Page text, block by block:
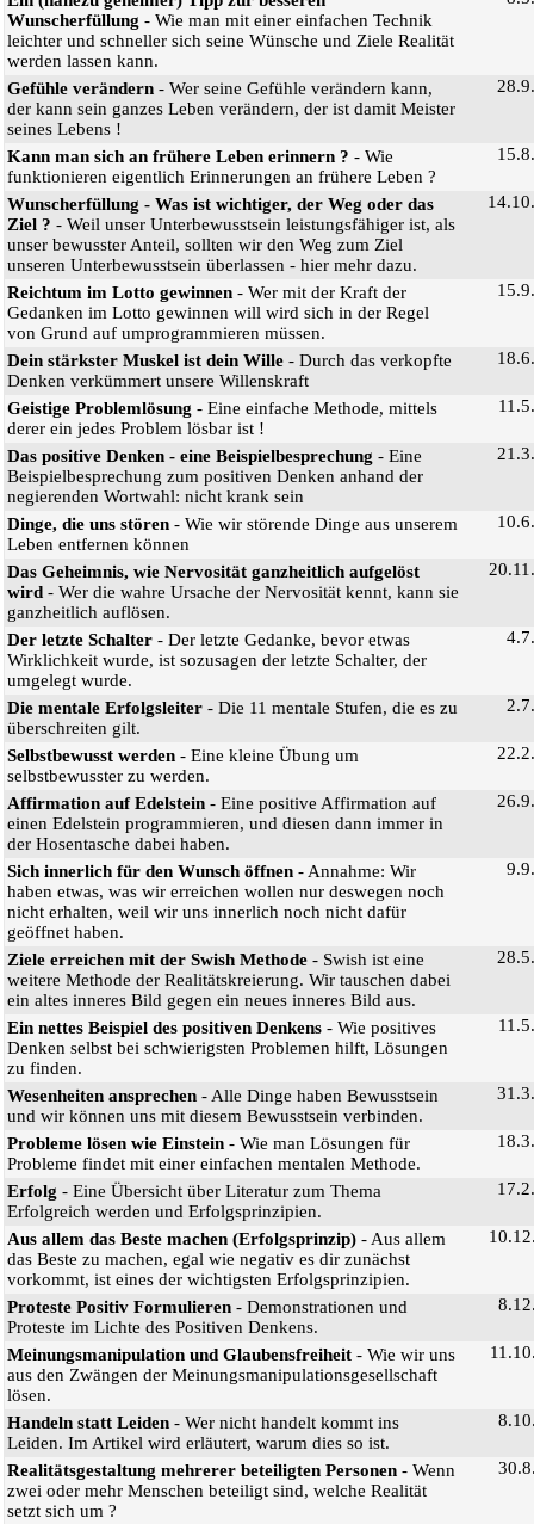
Wunscherfüllung - Wie man mit einer einfachen Technik
leichter und schneller sich seine Wünsche und Ziele Realität
werden lassen kann.
Gefühle verändern - Wer seine Gefühle verändern kann,
der kann sein ganzes Leben verändern, der ist damit Meister
seines Lebens !
Kann man sich an frühere Leben erinnern ? - Wie
funktionieren eigentlich Erinnerungen an frühere Leben ?
Wunscherfüllung - Was ist wichtiger, der Weg oder das
Ziel ? - Weil unser Unterbewusstsein leistungsfähiger ist, als
unser bewusster Anteil, sollten wir den Weg zum Ziel
unseren Unterbewusstsein überlassen - hier mehr dazu.
Reichtum im Lotto gewinnen - Wer mit der Kraft der
Gedanken im Lotto gewinnen will wird sich in der Regel
von Grund auf umprogrammieren müssen.
Dein stärkster Muskel ist dein Wille - Durch das verkopfte
Denken verkümmert unsere Willenskraft
Geistige Problemlösung - Eine einfache Methode, mittels
derer ein jedes Problem lösbar ist !
Das positive Denken - eine Beispielbesprechung - Eine
Beispielbesprechung zum positiven Denken anhand der
negierenden Wortwahl: nicht krank sein
Dinge, die uns stören - Wie wir störende Dinge aus unserem
Leben entfernen können
Das Geheimnis, wie Nervosität ganzheitlich aufgelöst
wird - Wer die wahre Ursache der Nervosität kennt, kann sie
ganzheitlich auflösen.
Der letzte Schalter - Der letzte Gedanke, bevor etwas
Wirklichkeit wurde, ist sozusagen der letzte Schalter, der
umgelegt wurde.
Die mentale Erfolgsleiter - Die 11 mentale Stufen, die es zu
überschreiten gilt.
Selbstbewusst werden - Eine kleine Übung um
selbstbewusster zu werden.
Affirmation auf Edelstein - Eine positive Affirmation auf
einen Edelstein programmieren, und diesen dann immer in
der Hosentasche dabei haben.
Sich innerlich für den Wunsch öffnen - Annahme: Wir
haben etwas, was wir erreichen wollen nur deswegen noch
nicht erhalten, weil wir uns innerlich noch nicht dafür
geöffnet haben.
Ziele erreichen mit der Swish Methode - Swish ist eine
weitere Methode der Realitätskreierung. Wir tauschen dabei
ein altes inneres Bild gegen ein neues inneres Bild aus.
Ein nettes Beispiel des positiven Denkens - Wie positives
Denken selbst bei schwierigsten Problemen hilft, Lösungen
zu finden.
Wesenheiten ansprechen - Alle Dinge haben Bewusstsein
und wir können uns mit diesem Bewusstsein verbinden.
Probleme lösen wie Einstein - Wie man Lösungen für
Probleme findet mit einer einfachen mentalen Methode.
Erfolg - Eine Übersicht über Literatur zum Thema
Erfolgreich werden und Erfolgsprinzipien.
Aus allem das Beste machen (Erfolgsprinzip) - Aus allem
das Beste zu machen, egal wie negativ es dir zunächst
vorkommt, ist eines der wichtigsten Erfolgsprinzipien.
Proteste Positiv Formulieren - Demonstrationen und
Proteste im Lichte des Positiven Denkens.
Meinungsmanipulation und Glaubensfreiheit - Wie wir uns
aus den Zwängen der Meinungsmanipulationsgesellschaft
lösen.
Handeln statt Leiden - Wer nicht handelt kommt ins
Leiden. Im Artikel wird erläutert, warum dies so ist.
Realitätsgestaltung mehrerer beteiligten Personen - Wenn
zwei oder mehr Menschen beteiligt sind, welche Realität
setzt sich um ?